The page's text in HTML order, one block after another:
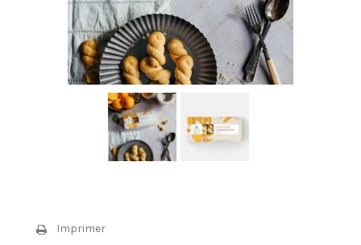
Imprimer